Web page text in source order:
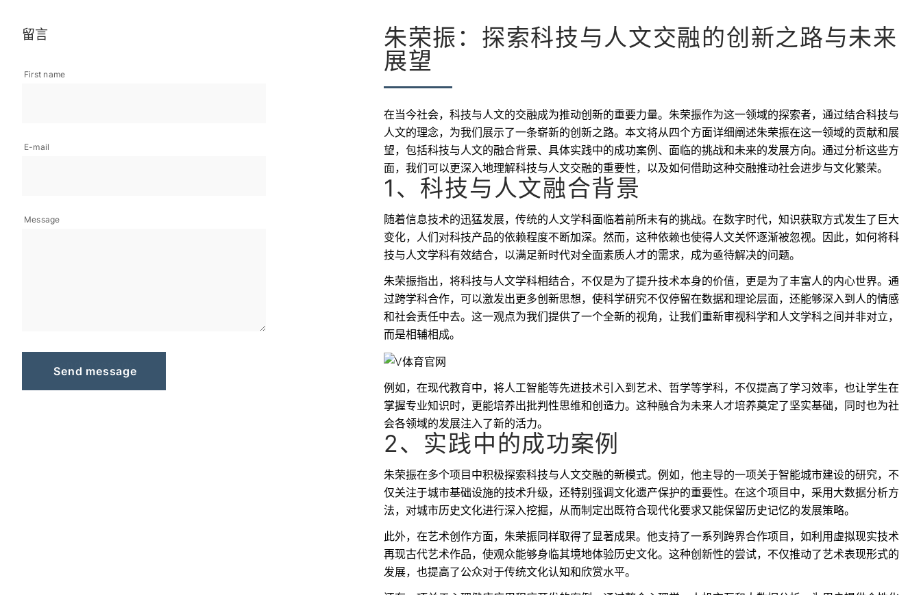
留言
First name
E-mail
Message
S d
Send message
朱荣振：探索科技与人文交融的创新之路与未来
展望
在当今社会，科技与人文的交融成为推动创新的重要力量。朱荣振作为这一领域的探索者，通过结合科技与
人文的理念，为我们展示了一条崭新的创新之路。本文将从四个方面详细阐述朱荣振在这一领域的贡献和展
望，包括科技与人文的融合背景、具体实践中的成功案例、面临的挑战和未来的发展方向。通过分析这些方
面，我们可以更深入地理解科技与人文交融的重要性，以及如何借助这种交融推动社会进步与文化繁荣。
1、科技与人文融合背景
随着信息技术的迅猛发展，传统的人文学科面临着前所未有的挑战。在数字时代，知识获取方式发生了巨大
变化，人们对科技产品的依赖程度不断加深。然而，这种依赖也使得人文关怀逐渐被忽视。因此，如何将科
技与人文学科有效结合，以满足新时代对全面素质人才的需求，成为亟待解决的问题。
朱荣振指出，将科技与人文学科相结合，不仅是为了提升技术本身的价值，更是为了丰富人的内心世界。通
过跨学科合作，可以激发出更多创新思想，使科学研究不仅停留在数据和理论层面，还能够深入到人的情感
和社会责任中去。这一观点为我们提供了一个全新的视角，让我们重新审视科学和人文学科之间并非对立，
而是相辅相成。
例如，在现代教育中，将人工智能等先进技术引入到艺术、哲学等学科，不仅提高了学习效率，也让学生在
掌握专业知识时，更能培养出批判性思维和创造力。这种融合为未来人才培养奠定了坚实基础，同时也为社
会各领域的发展注入了新的活力。
2、实践中的成功案例
朱荣振在多个项目中积极探索科技与人文交融的新模式。例如，他主导的一项关于智能城市建设的研究，不
仅关注于城市基础设施的技术升级，还特别强调文化遗产保护的重要性。在这个项目中，采用大数据分析方
法，对城市历史文化进行深入挖掘，从而制定出既符合现代化要求又能保留历史记忆的发展策略。
此外，在艺术创作方面，朱荣振同样取得了显著成果。他支持了一系列跨界合作项目，如利用虚拟现实技术
再现古代艺术作品，使观众能够身临其境地体验历史文化。这种创新性的尝试，不仅推动了艺术表现形式的
发展，也提高了公众对于传统文化认知和欣赏水平。